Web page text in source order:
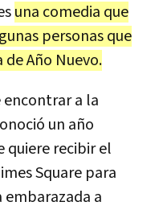
una comedia que
personas que
Año Nuevo.
encontrar a la
un año
quiere recibir el
Square para
a